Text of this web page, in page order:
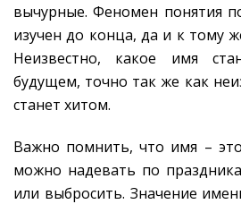
вычурные. Феномен понятия
изучен до конца, да и к тому
Неизвестно, какое имя
будущем, точно так же как
станет хитом.
Важно помнить, что имя –
можно надевать по
или выбросить. Значение